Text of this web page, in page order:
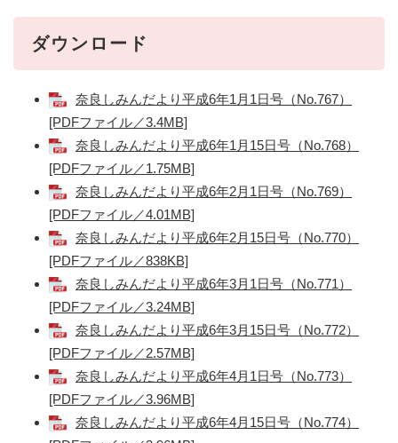
ダウンロード
奈良しみんだより平成6年1月1日号（No.767）
[PDFファイル／3.4MB]
奈良しみんだより平成6年1月15日号（No.768）
[PDFファイル／1.75MB]
奈良しみんだより平成6年2月1日号（No.769）
[PDFファイル／4.01MB]
奈良しみんだより平成6年2月15日号（No.770）
[PDFファイル／838KB]
奈良しみんだより平成6年3月1日号（No.771）
[PDFファイル／3.24MB]
奈良しみんだより平成6年3月15日号（No.772）
[PDFファイル／2.57MB]
奈良しみんだより平成6年4月1日号（No.773）
[PDFファイル／3.96MB]
奈良しみんだより平成6年4月15日号（No.774）